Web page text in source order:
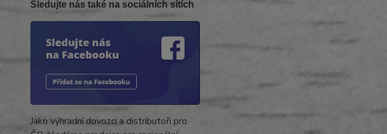
Sledujte nás také na sociálních sítích
Jako výhradní dovozci a distributoři pro